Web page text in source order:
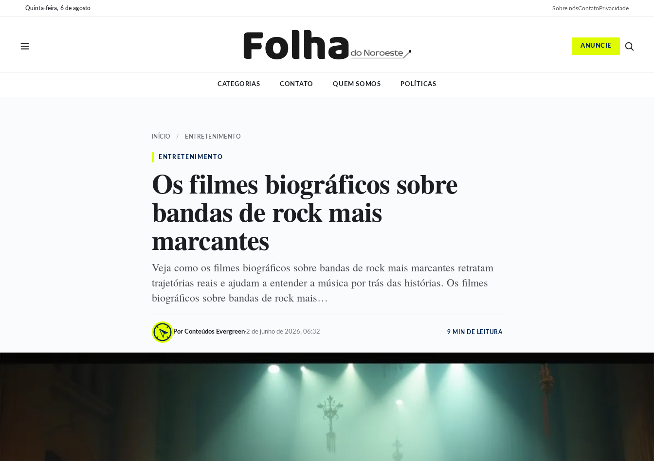
para
para
Quinta-feira, 6 de agosto Sobre nósContatoPrivacidade
ANUNCIE
CATEGORIAS CONTATO QUEM SOMOS POLÍTICAS
INÍCIO / ENTRETENIMENTO
ENTRETENIMENTO
Os filmes biográficos sobre
bandas de rock mais
marcantes
Veja como os filmes biográficos sobre bandas de rock mais marcantes retratam
trajetórias reais e ajudam a entender a música por trás das histórias. Os filmes
biográficos sobre bandas de rock mais…
Por Conteúdos Evergreen·2 de junho de 2026, 06:32 9 MIN DE LEITURA